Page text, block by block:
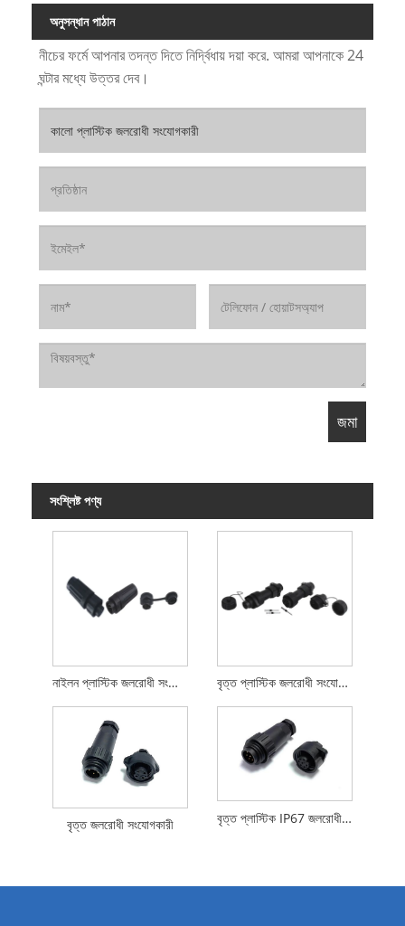
অনুসন্ধান পাঠান
নীচের ফর্মে আপনার তদন্ত দিতে নির্দ্বিধায় দয়া করে. আমরা আপনাকে 24
ঘন্টার মধ্যে উত্তর দেব।
সংশ্লিষ্ট পণ্য
নাইলন প্লাস্টিক জলরোধী সংযোগকারী বৃত্ত প্লাস্টিক জলরোধী সংযোগকারী
বৃত্ত জলরোধী সংযোগকারী বৃত্ত প্লাস্টিক IP67 জলরোধী সংযোগকারী